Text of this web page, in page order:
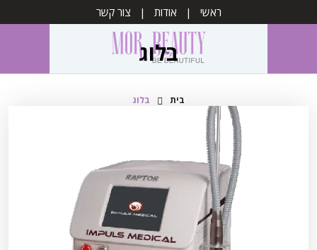
ראשי אודות צור קשר
בלוג
בית בלוג